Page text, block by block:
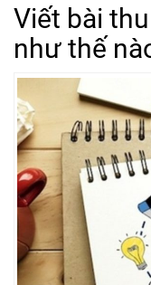
Viết bài
như thế